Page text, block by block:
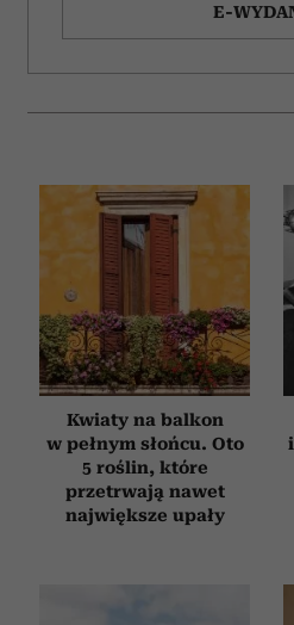
E-
Kwiaty na balkon
w pełnym słońcu. Oto
5 roślin, które
przetrwają nawet
największe upały